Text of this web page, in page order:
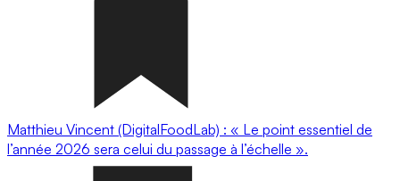
Matthieu Vincent (DigitalFoodLab) : « Le point essentiel de
l’année 2026 sera celui du passage à l’échelle ».